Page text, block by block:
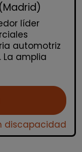
líder
automotriz
La amplia
discapacidad